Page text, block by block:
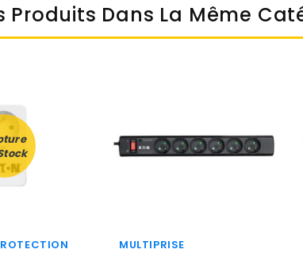
Produits Dans La Même
MULTIPRISE